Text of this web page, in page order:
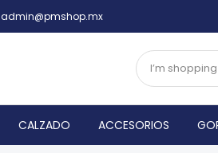
admin@pmshop.mx
CALZADO ACCESORIOS